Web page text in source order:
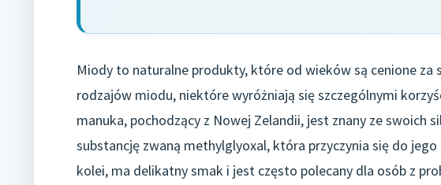
Miody to naturalne produkty, które od wieków są cenione za
rodzajów miodu, niektóre wyróżniają się szczególnymi
manuka, pochodzący z Nowej Zelandii, jest znany ze swoich
substancję zwaną methylglyoxal, która przyczynia się do
kolei, ma delikatny smak i jest często polecany dla osób z